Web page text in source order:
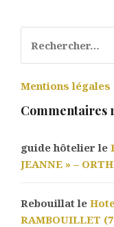
Mentions légales
Commentaires
guide hôtelier le
JEANNE » –
Rebouillat le
RAMBOUILLET